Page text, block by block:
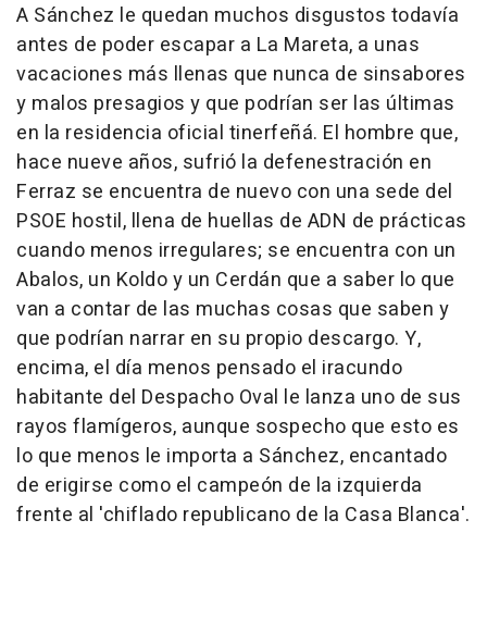
A Sánchez le quedan muchos disgustos todavía
antes de poder escapar a La Mareta, a unas
vacaciones más llenas que nunca de sinsabores
y malos presagios y que podrían ser las últimas
en la residencia oficial tinerfeñá. El hombre que,
hace nueve años, sufrió la defenestración en
Ferraz se encuentra de nuevo con una sede del
PSOE hostil, llena de huellas de ADN de prácticas
cuando menos irregulares; se encuentra con un
Abalos, un Koldo y un Cerdán que a saber lo que
van a contar de las muchas cosas que saben y
que podrían narrar en su propio descargo. Y,
encima, el día menos pensado el iracundo
habitante del Despacho Oval le lanza uno de sus
rayos flamígeros, aunque sospecho que esto es
lo que menos le importa a Sánchez, encantado
de erigirse como el campeón de la izquierda
frente al 'chiflado republicano de la Casa Blanca'.